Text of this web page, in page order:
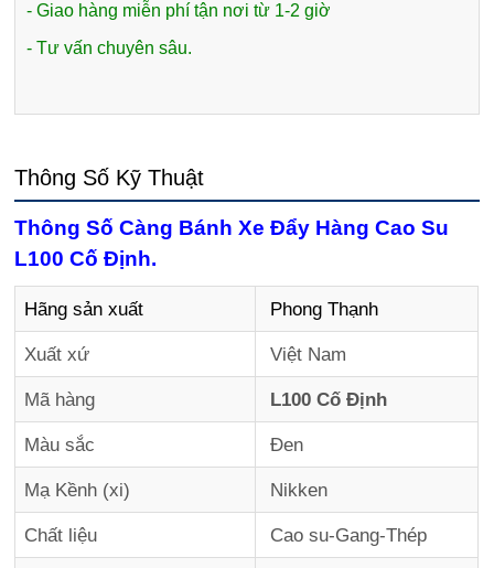
- Giao hàng miễn phí tận nơi từ 1-2 giờ
- Tư vấn chuyên sâu.
Thông Số Kỹ Thuật
Thông Số Càng Bánh Xe Đẩy Hàng Cao Su
L100 Cố Định.
Hãng sản xuất Phong Thạnh
Xuất xứ Việt Nam
Mã hàng L100 Cố Định
Màu sắc Đen
Mạ Kềnh (xi) Nikken
Chất liệu Cao su-Gang-Thép